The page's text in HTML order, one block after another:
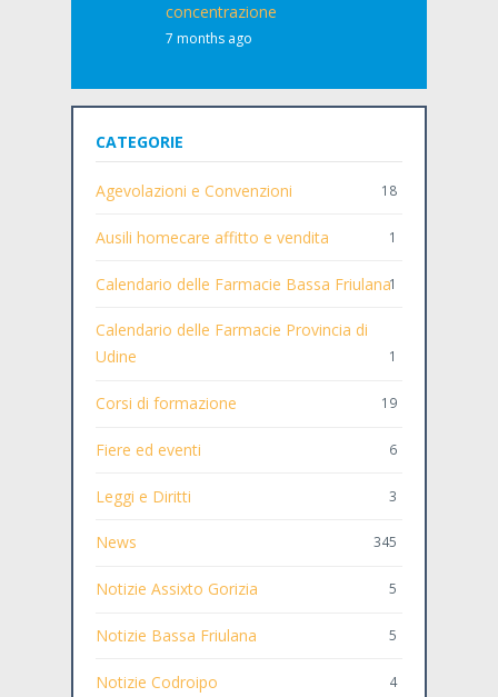
concentrazione
7 months ago
CATEGORIE
Agevolazioni e Convenzioni 18
Ausili homecare affitto e vendita 1
Calendario delle Farmacie Bassa Friulana1
Calendario delle Farmacie Provincia di
Udine
1
Corsi di formazione 19
Fiere ed eventi 6
Leggi e Diritti 3
News 345
Notizie Assixto Gorizia 5
Notizie Bassa Friulana 5
Notizie Codroipo 4